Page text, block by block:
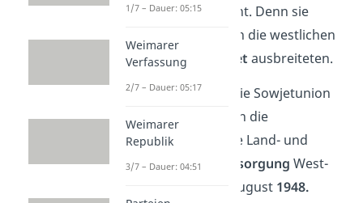
Sowjetuniongar nicht. Denn sie
wollte nicht, dass sich die westlichen
Ideale in ihrem
Gebiet ausbreiteten.
Deshalbblockierte
die Sowjetunion
alsWiderstand
gegen die
Währungsreform alle Land- und
Wasserwege zur
Versorgung West-
Berlins von Juni bis August 1948.
1/7 – Dauer: 05:15
Weimarer
Verfassung
2/7 – Dauer: 05:17
Weimarer
Republik
3/7 – Dauer: 04:51